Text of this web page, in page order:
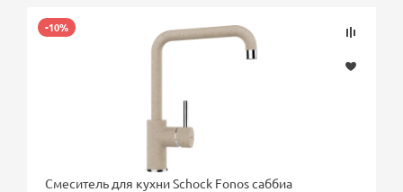
-10%
Смеситель для кухни Schock Fonos саббиа